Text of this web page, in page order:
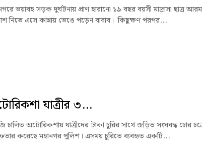
ভয়াবহ সড়ক দুর্ঘটনায় প্রাণ হারানো ১৯ বছর বয়সী মাদ্রাসা ছাত্র
নিতে এসে কান্নায় ভেঙে পড়েন বাবাব। কিছুক্ষণ পরপর...
যাত্রীর ৩...
চালিত অটোরিকশায় যাত্রীদের টাকা চুরির সাথে জড়িত সংঘবদ্ধ চোর
করেছে মহানগর পুলিশ। এসময় চুরিতে ব্যবহৃত একটি...